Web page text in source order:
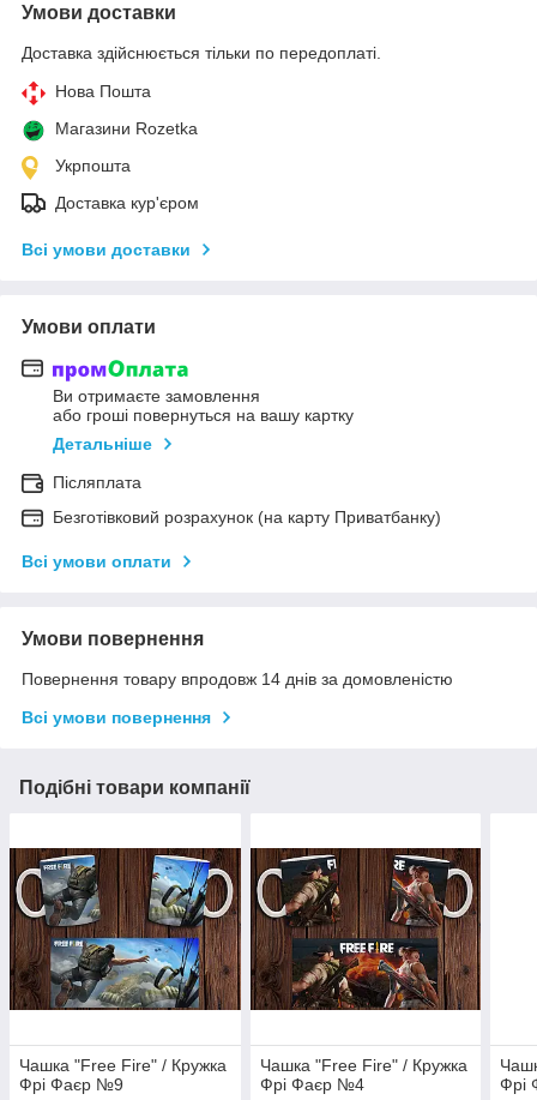
Умови доставки
Доставка здійснюється тільки по передоплаті.
Нова Пошта
Магазини Rozetka
Укрпошта
Доставка кур'єром
Всі умови доставки
Умови оплати
Ви отримаєте замовлення
або гроші повернуться на вашу картку
Детальніше
Післяплата
Безготівковий розрахунок (на карту Приватбанку)
Всі умови оплати
Умови повернення
Повернення товару впродовж 14 днів за домовленістю
Всі умови повернення
Подібні товари компанії
Чашка "Free Fire" / Кружка
Фрі Фаєр №9
Чашка "Free Fire" / Кружка
Фрі Фаєр №4
Фрі